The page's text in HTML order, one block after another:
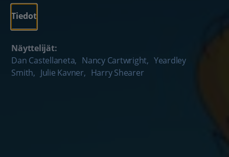
Tiedot
Näyttelijät:
Dan Castellaneta, Nancy Cartwright, Yeardley
Smith, Julie Kavner, Harry Shearer